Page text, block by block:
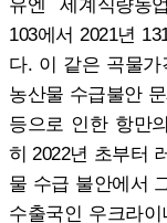
유엔 세계식량농
103에서 2021년
다. 이 같은 곡물
농산물 수급불안
등으로 인한 항만
히 2022년 초부터
물 수급 불안에서
수출국인 우크라